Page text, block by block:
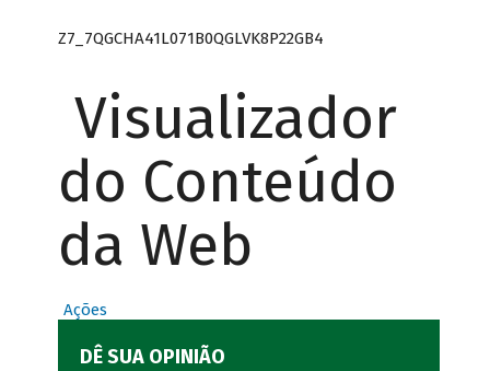
Z7_7QGCHA41L071B0QGLVK8P22GB4
Visualizador
do Conteúdo
da Web
Ações
DÊ SUA OPINIÃO